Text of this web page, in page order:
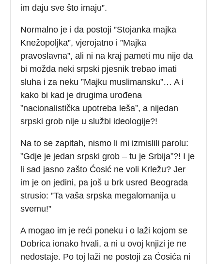
im daju sve što imaju”.
Normalno je i da postoji ”Stojanka majka
Knežopoljka”, vjerojatno i ”Majka
pravoslavna”, ali ni na kraj pameti mu nije da
bi možda neki srpski pjesnik trebao imati
sluha i za neku ”Majku muslimansku”… A i
kako bi kad je drugima urođena
”nacionalistička upotreba leša”, a nijedan
srpski grob nije u službi ideologije?!
Na to se zapitah, nismo li mi izmislili parolu:
”Gdje je jedan srpski grob – tu je Srbija”?! I je
li sad jasno zašto Ćosić ne voli Krležu? Jer
im je on jedini, pa još u brk usred Beograda
strusio: ”Ta vaša srpska megalomanija u
svemu!”
A mogao im je reći poneku i o laži kojom se
Dobrica ionako hvali, a ni u ovoj knjizi je ne
nedostaje. Po toj laži ne postoji za Ćosića ni